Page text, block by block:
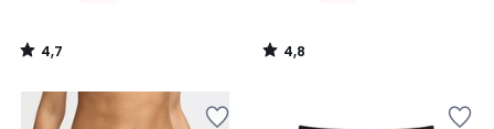
4,7
/
4,8
/